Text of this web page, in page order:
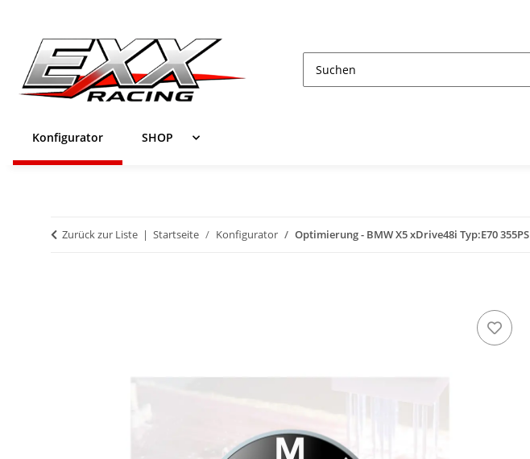
Konfigurator SHOP
Zurück zur Liste Startseite Konfigurator Optimierung - BMW X5 xDrive48i Typ:E70 355PS